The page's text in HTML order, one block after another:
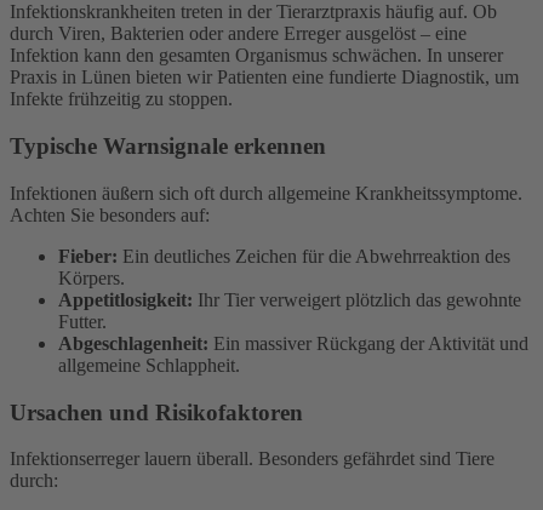
Infektionskrankheiten treten in der Tierarztpraxis häufig auf. Ob
durch Viren, Bakterien oder andere Erreger ausgelöst – eine
Infektion kann den gesamten Organismus schwächen. In unserer
Praxis in Lünen bieten wir Patienten eine fundierte Diagnostik, um
Infekte frühzeitig zu stoppen.
Typische Warnsignale erkennen
Infektionen äußern sich oft durch allgemeine Krankheitssymptome.
Achten Sie besonders auf:
Fieber: Ein deutliches Zeichen für die Abwehrreaktion des
Körpers.
Appetitlosigkeit: Ihr Tier verweigert plötzlich das gewohnte
Futter.
Abgeschlagenheit: Ein massiver Rückgang der Aktivität und
allgemeine Schlappheit.
Ursachen und Risikofaktoren
Infektionserreger lauern überall. Besonders gefährdet sind Tiere
durch: